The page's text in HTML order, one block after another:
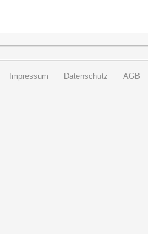
Impressum Datenschutz AGB